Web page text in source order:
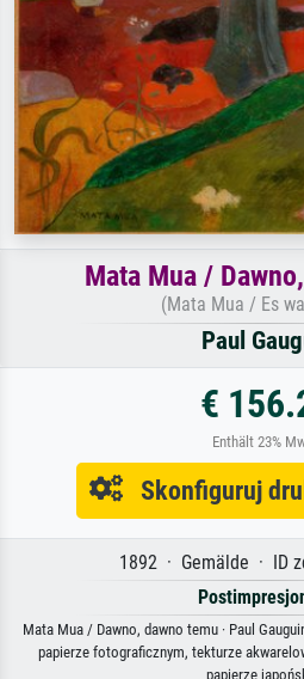
Mata Mua /
(Mata Mua / Es
Paul
€
Enthält 23%
Skonfiguruj
1892 · Gemälde · ID
Mata Mua / Dawno, dawno temu · Paul
papierze fotograficznym, tekturze
papierze